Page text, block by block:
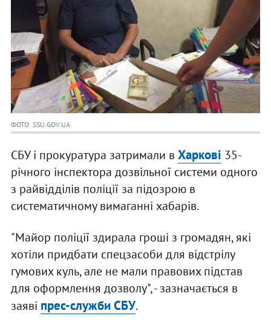
ФОТО: SSU.GOV.UA
СБУ і прокуратура затримали в Харкові 35-
річного інспектора дозвільної системи одного
з райвідділів поліції за підозрою в
систематичному вимаганні хабарів.
"Майор поліції здирала гроші з громадян, які
хотіли придбати спецзасоби для відстрілу
гумових куль, але не мали правових підстав
для оформлення дозволу", - зазначається в
заяві прес-служби СБУ.